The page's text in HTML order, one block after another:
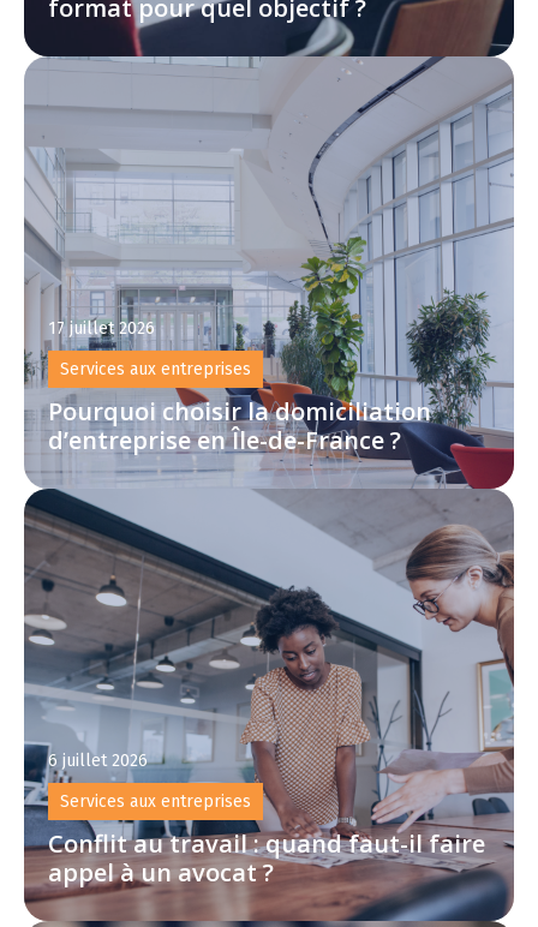
format pour quel objectif ?
17 juillet 2026
Services aux entreprises
Pourquoi choisir la domiciliation
d’entreprise en Île-de-France ?
6 juillet 2026
Services aux entreprises
Conflit au travail : quand faut-il faire
appel à un avocat ?